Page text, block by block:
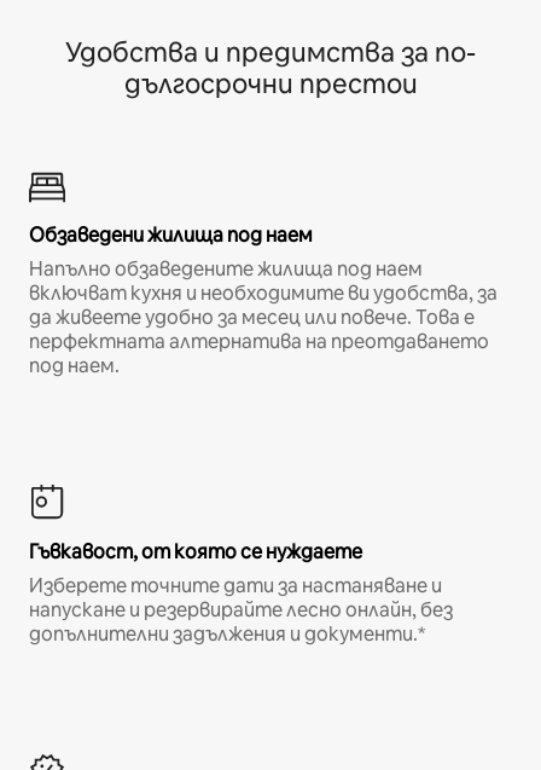
Удобства и предимства за по-
дългосрочни престои
Обзаведени жилища под наем
Напълно обзаведените жилища под наем
включват кухня и необходимите ви удобства, за
да живеете удобно за месец или повече. Това е
перфектната алтернатива на преотдаването
под наем.
Гъвкавост, от която се нуждаете
Изберете точните дати за настаняване и
напускане и резервирайте лесно онлайн, без
допълнителни задължения и документи.*